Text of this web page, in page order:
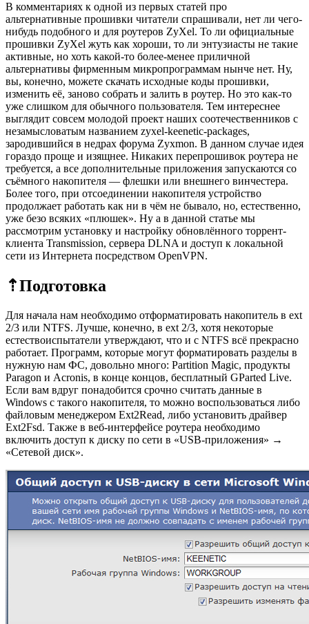
В комментариях к одной из первых статей про
альтернативные прошивки читатели спрашивали, нет ли чего-
нибудь подобного и для роутеров ZyXel. То ли официальные
прошивки ZyXel жуть как хороши, то ли энтузиасты не такие
активные, но хоть какой-то более-менее приличной
альтернативы фирменным микропрограммам нынче нет. Ну,
вы, конечно, можете скачать исходные коды прошивки,
изменить её, заново собрать и залить в роутер. Но это как-то
уже слишком для обычного пользователя. Тем интереснее
выглядит совсем молодой проект наших соотечественников с
незамысловатым названием zyxel-keenetic-packages,
зародившийся в недрах форума Zyxmon. В данном случае идея
гораздо проще и изящнее. Никаких перепрошивок роутера не
требуется, а все дополнительные приложения запускаются со
съёмного накопителя — флешки или внешнего винчестера.
Более того, при отсоединении накопителя устройство
продолжает работать как ни в чём не бывало, но, естественно,
уже безо всяких «плюшек». Ну а в данной статье мы
рассмотрим установку и настройку обновлённого торрент-
клиента Transmission, сервера DLNA и доступ к локальной
сети из Интернета посредством OpenVPN.
⇡Подготовка
Для начала нам необходимо отформатировать накопитель в ext
2/3 или NTFS. Лучше, конечно, в ext 2/3, хотя некоторые
естествоиспытатели утверждают, что и с NTFS всё прекрасно
работает. Программ, которые могут форматировать разделы в
нужную нам ФС, довольно много: Partition Magic, продукты
Paragon и Acronis, в конце концов, бесплатный GParted Live.
Если вам вдруг понадобится срочно считать данные в
Windows с такого накопителя, то можно воспользоваться либо
файловым менеджером Ext2Read, либо установить драйвер
Ext2Fsd. Также в веб-интерфейсе роутера необходимо
включить доступ к диску по сети в «USB-приложения» →
«Сетевой диск».